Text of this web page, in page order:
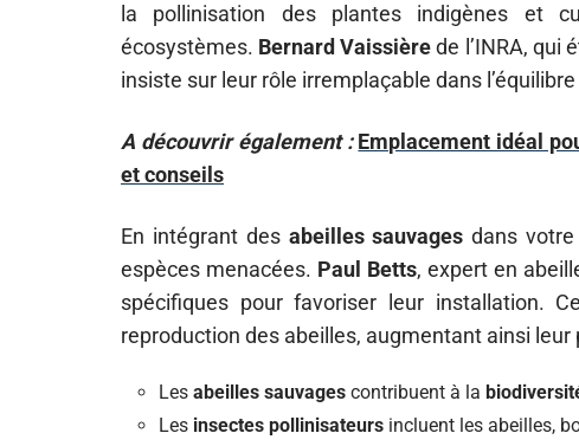
la pollinisation des plantes indigènes et
écosystèmes. Bernard Vaissièrede l’INRA, qui
insiste sur leur rôle irremplaçable dans
A découvrir également : Emplacement idéal
et conseils
En intégrant des abeilles sauvages dans
espèces menacées. Paul Betts, expert en
spécifiques pour favoriser leur installation.
reproduction des abeilles, augmentant ainsi
Les abeilles sauvages contribuent à la
Les insectes pollinisateurs incluent les abeilles,